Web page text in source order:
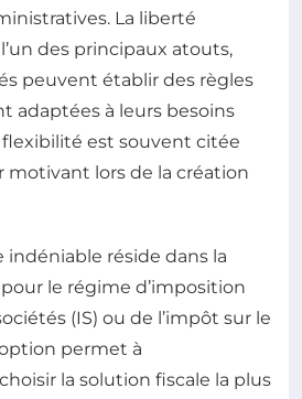
La liberté
des principaux atouts,
peuvent établir des règles
adaptées à leurs besoins
est souvent citée
lors de la création
indéniable réside dans la
le régime d’imposition
(IS) ou de l’impôt sur le
permet à
la solution fiscale la plus